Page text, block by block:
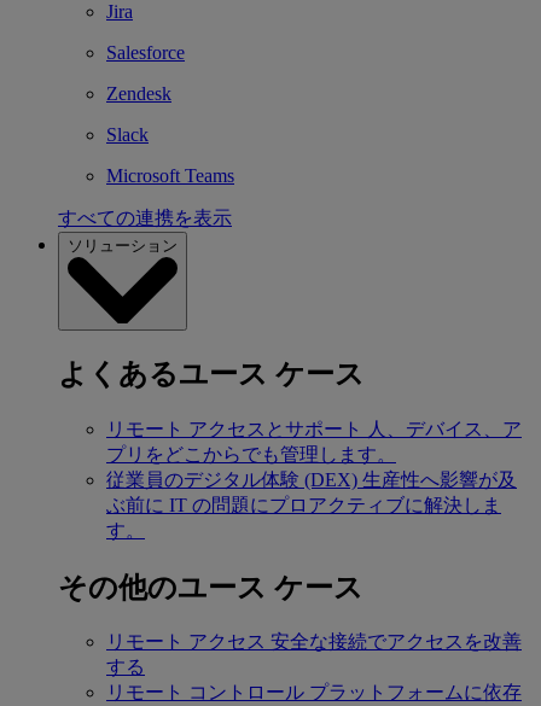
Jira
Salesforce
Zendesk
Slack
Microsoft Teams
すべての連携を表示
ソリューション
よくあるユース ケース
リモート アクセスとサポート
人、デバイス、ア
プリをどこからでも管理します。
従業員のデジタル体験 (DEX) 生産性へ影響が及
ぶ前に IT の問題にプロアクティブに解決しま
す。
その他のユース ケース
リモート アクセス 安全な接続でアクセスを改善
する
リモート コントロール プラットフォームに依存